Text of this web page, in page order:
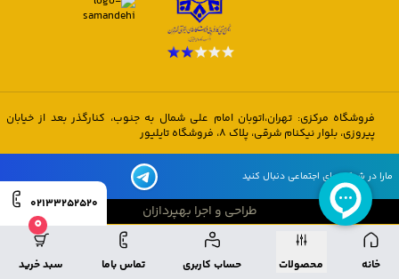
خانه محصولات حساب کاربری تماس باما
0
سبد خرید
02133252520
فروشگاه مرکزی: تهران،اتوبان امام علی شمال به جنوب، کنارگذر بعد از خیابان
پیروزی، بلوار نیکنام شرقی، پلاک 8، فروشگاه تایلیور
مارا در شبکه های اجتماعی دنبال کنید
طراحی و اجرا بهپردازان
طراحی و اجرا بهپردازان